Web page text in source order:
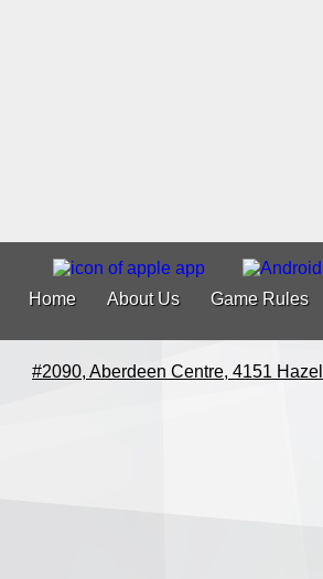
Home About Us Game Rules
#2090, Aberdeen Centre, 4151